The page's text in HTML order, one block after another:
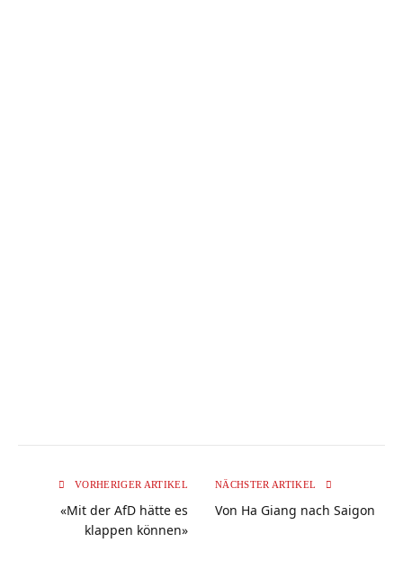
VORHERIGER ARTIKEL
«Mit der AfD hätte es
klappen können»
NÄCHSTER ARTIKEL
Von Ha Giang nach Saigon